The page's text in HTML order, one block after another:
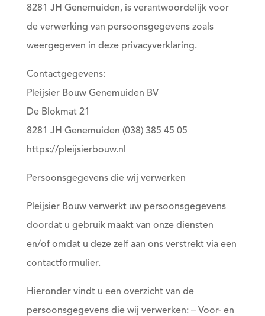
8281 JH Genemuiden, is verantwoordelijk voor
de verwerking van persoonsgegevens zoals
weergegeven in deze privacyverklaring.
Contactgegevens:
Pleijsier Bouw Genemuiden BV
De Blokmat 21
8281 JH Genemuiden (038) 385 45 05
https://pleijsierbouw.nl
Persoonsgegevens die wij verwerken
Pleijsier Bouw verwerkt uw persoonsgegevens
doordat u gebruik maakt van onze diensten
en/of omdat u deze zelf aan ons verstrekt via een
contactformulier.
Hieronder vindt u een overzicht van de
persoonsgegevens die wij verwerken: – Voor- en